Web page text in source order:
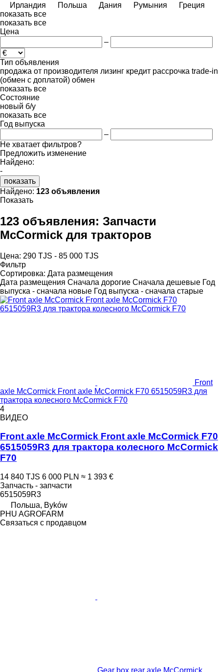
Ирландия
Польша Дания Румыния
Греция
показать все
показать все
Цена
–
Тип объявления
продажа от производителя лизинг кредит рассрочка trade-in
(обмен с доплатой) обмен
показать все
Состояние
новый б/у
показать все
Год выпуска
–
Не хватает фильтров?
Предложить изменение
Найдено:
-
показать
Найдено: 123 объявления
Показать
123 объявления: Запчасти
McCormick для тракторов
Цена: 290 TJS - 85 000 TJS
Фильтр
Сортировка: Дата размещения
Дата размещения Сначала дорогие Сначала дешевые Год
выпуска - сначала новые Год выпуска - сначала старые
Front
axle McCormick Front axle McCormick F70 6515059R3 для
трактора колесного McCormick F70
4
ВИДЕО
Front axle McCormick Front axle McCormick F70
6515059R3 для трактора колесного McCormick
F70
14 840 TJS 6 000 PLN ≈ 1 393 €
Запчасть - запчасти
6515059R3
Польша, Byków
PHU AGROFARM
Связаться с продавцом